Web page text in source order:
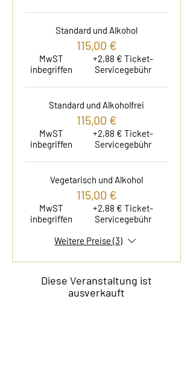
Standard und Alkohol
115,00 €
MwST
inbegriffen
+2,88 € Ticket-
Servicegebühr
Standard und Alkoholfrei
115,00 €
MwST
inbegriffen
+2,88 € Ticket-
Servicegebühr
Vegetarisch und Alkohol
115,00 €
MwST
inbegriffen
+2,88 € Ticket-
Servicegebühr
Weitere Preise (3)
Diese Veranstaltung ist
ausverkauft